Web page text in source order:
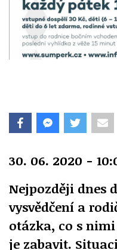
30. 06. 2020 -
Nejpozději dnes
vysvědčení a
otázka, co s
je zabavit.